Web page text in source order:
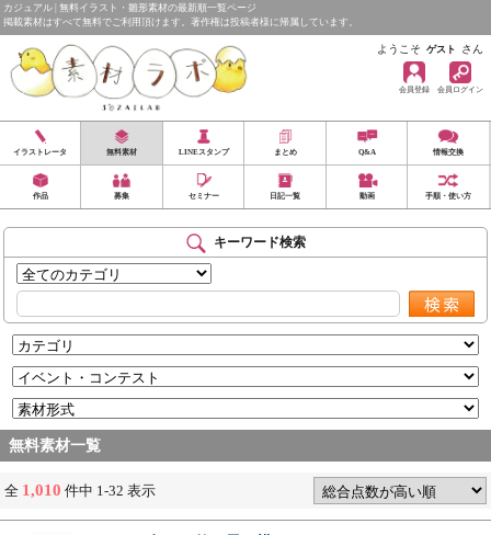
カジュアル | 無料イラスト・雛形素材の最新順一覧ページ
掲載素材はすべて無料でご利用頂けます。著作権は投稿者様に帰属しています。
ようこそ ゲスト さん
会員登録 会員ログイン
イラストレータ 無料素材 LINEスタンプ まとめ Q&A 情報交換
作品 募集 セミナー 日記一覧 動画 手順・使い方
キーワード検索
無料素材一覧
全 1,010 件中 1-32 表示